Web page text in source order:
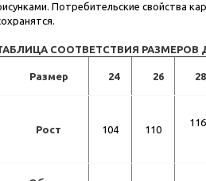
Потребительские свойства
СООТВЕТСТВИЯ
Размер 24 26 28
Рост 104 110
116